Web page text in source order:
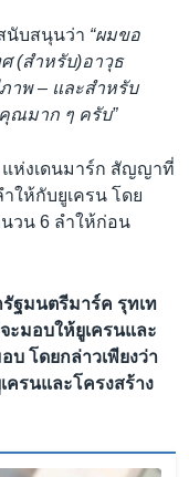
นับสนุนว่า “ผมขอ
(สำหรับ)อาวุธ
าพ – และสำหรับ
ณมาก ๆ ครับ”
แห่งเดนมาร์ก สัญญาที่
ให้กับยูเครน โดย
วน 6 ลำให้ก่อน
ฐมนตรีมาร์ค รุทเท
ะมอบให้ยูเครนและ
บ โดยกล่าวเพียงว่า
ครนและโครงสร้าง